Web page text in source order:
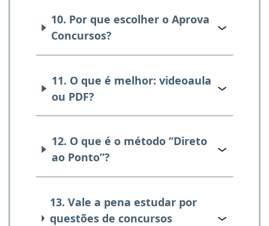
10. Por que escolher o Aprova
Concursos?
11. O que é melhor: videoaula
ou PDF?
12. O que é o método “Direto
ao Ponto”?
13. Vale a pena estudar por
questões de concursos